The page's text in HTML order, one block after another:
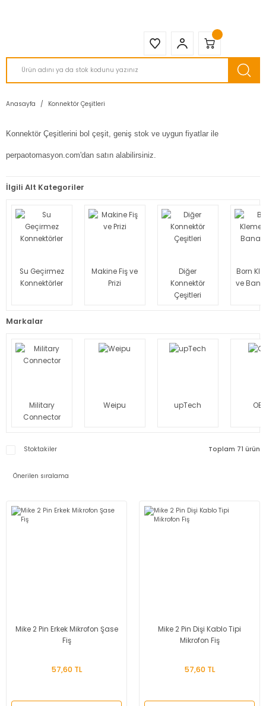
Anasayfa Konnektör Çeşitleri
Konnektör Çeşitlerini bol çeşit, geniş stok ve uygun fiyatlar ile
perpaotomasyon.com'dan satın alabilirsiniz.
İlgili Alt Kategoriler
Su Geçirmez
Konnektörler
Makine Fiş ve
Prizi
Diğer
Konnektör
Çeşitleri
Born
ve
Markalar
Military
Connector
Weipu upTech
Stoktakiler Toplam 71 ürün
Mike 2 Pin Erkek Mikrofon Şase
Fiş
57,60 TL
Mike 2 Pin Dişi Kablo Tipi
Mikrofon Fiş
57,60 TL